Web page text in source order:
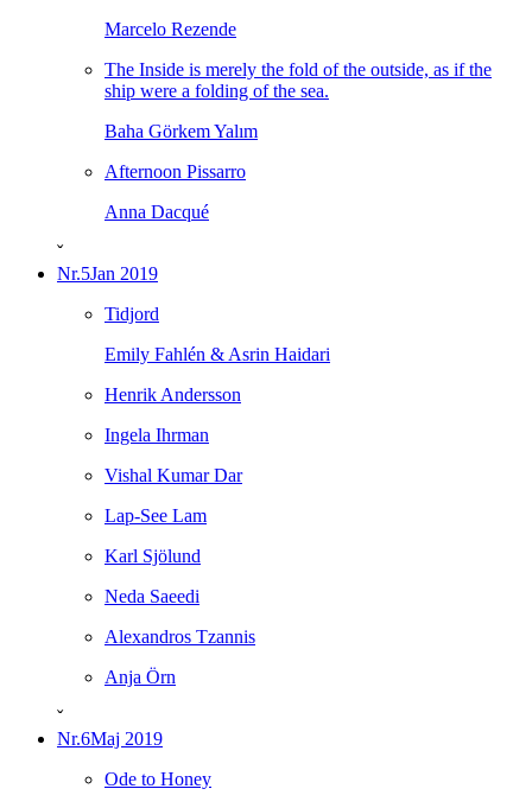
Marcelo Rezende
The Inside is merely the fold of the outside, as if the
ship were a folding of the sea.
Baha Görkem Yalım
Afternoon Pissarro
Anna Dacqué
ˇ
Nr.5Jan 2019
Tidjord
Emily Fahlén & Asrin Haidari
Henrik Andersson
Ingela Ihrman
Vishal Kumar Dar
Lap-See Lam
Karl Sjölund
Neda Saeedi
Alexandros Tzannis
Anja Örn
ˇ
Nr.6Maj 2019
Ode to Honey